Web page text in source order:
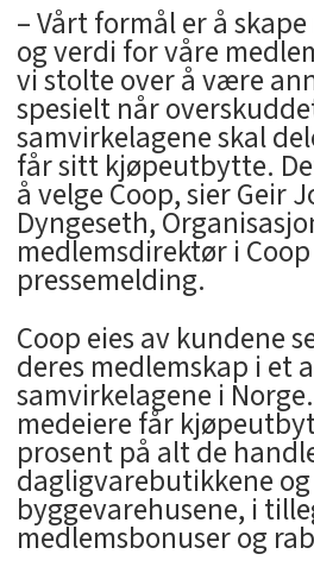
– Vårt formål er å
og verdi for våre
vi stolte over å være
spesielt når
samvirkelagene skal
får sitt kjøpeutbytte.
å velge Coop, sier Geir
Dyngeseth,
medlemsdirektør i
pressemelding.
Coop eies av kundene
deres medlemskap i et
samvirkelagene i
medeiere får
prosent på alt de
dagligvarebutikkene og
byggevarehusene, i
medlemsbonuser og